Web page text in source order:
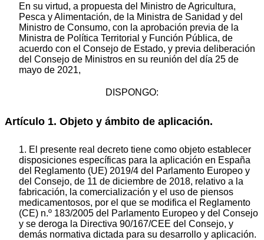
En su virtud, a propuesta del Ministro de Agricultura,
Pesca y Alimentación, de la Ministra de Sanidad y del
Ministro de Consumo, con la aprobación previa de la
Ministra de Política Territorial y Función Pública, de
acuerdo con el Consejo de Estado, y previa deliberación
del Consejo de Ministros en su reunión del día 25 de
mayo de 2021,
DISPONGO:
Artículo 1. Objeto y ámbito de aplicación.
1. El presente real decreto tiene como objeto establecer
disposiciones específicas para la aplicación en España
del Reglamento (UE) 2019/4 del Parlamento Europeo y
del Consejo, de 11 de diciembre de 2018, relativo a la
fabricación, la comercialización y el uso de piensos
medicamentosos, por el que se modifica el Reglamento
(CE) n.º 183/2005 del Parlamento Europeo y del Consejo
y se deroga la Directiva 90/167/CEE del Consejo, y
demás normativa dictada para su desarrollo y aplicación.